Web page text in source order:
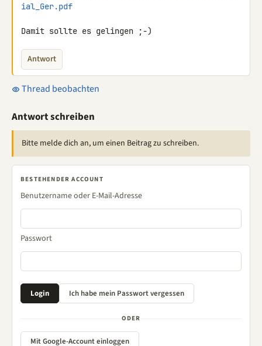
ial_Ger.pdf
Damit sollte es gelingen ;-)
Antwort
Thread beobachten
Antwort schreiben
Bitte melde dich an, um einen Beitrag zu schreiben.
BESTEHENDER ACCOUNT
Benutzername oder E-Mail-Adresse
Passwort
ODER
Mit Google-Account einloggen